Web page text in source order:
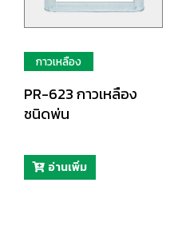
กาวเหลือง
PR-623 กาวเหลือง
ชนิดพ่น
อ่านเพิ่ม